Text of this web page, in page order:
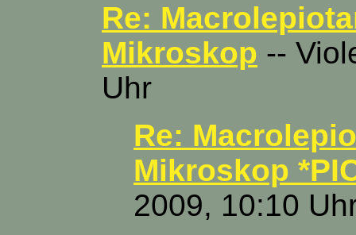
Re:
Mikroskop --
Uhr
Re:
Mikroskop
2009, 10:10